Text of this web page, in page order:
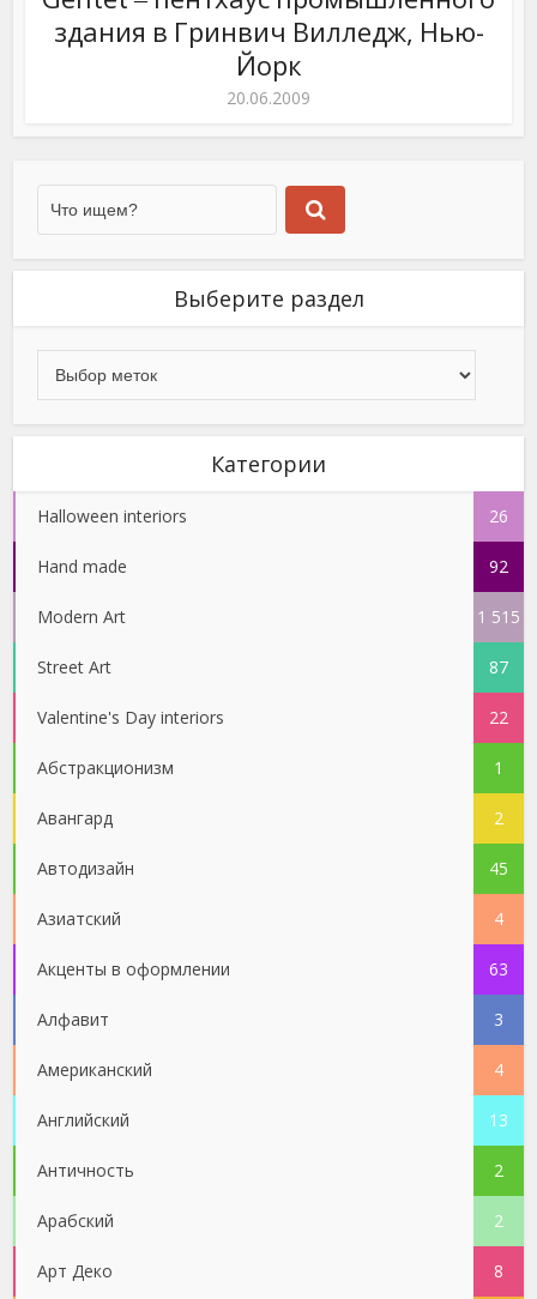
здания в Гринвич Вилледж, Нью-
Йорк
20.06.2009
Выберите раздел
Категории
Halloween interiors 26
Hand made 92
Modern Art 1 515
Street Art 87
Valentine's Day interiors 22
Абстракционизм 1
Авангард 2
Автодизайн 45
Азиатский 4
Акценты в оформлении 63
Алфавит 3
Американский 4
Английский 13
Античность 2
Арабский 2
Арт Деко 8